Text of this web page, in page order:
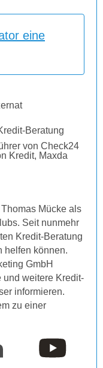
eine
Beratung
von Check24
Kredit, Maxda
Mücke als
Seit nunmehr
Kredit-Beratung
helfen können.
GmbH
und weitere Kredit-
informieren.
zu einer